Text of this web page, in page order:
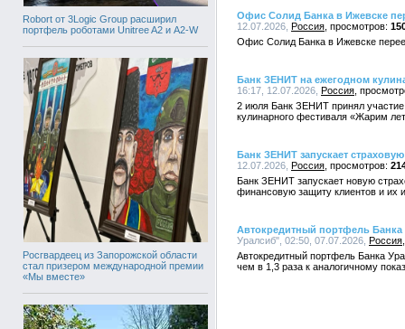
Robort от 3Logic Group расширил
портфель роботами Unitree A2 и A2-W
Росгвардеец из Запорожской области
стал призером международной премии
«Мы вместе»
Офис Солид Банка в Ижевске
12.07.2026, Россия
Офис Солид Банка в Ижевске
Банк ЗЕНИТ на ежегодном
16:17, 12.07.2026, Россия
2 июля Банк ЗЕНИТ принял участие
кулинарного фестиваля «Жарим
Банк ЗЕНИТ запускает
12.07.2026, Россия
Банк ЗЕНИТ запускает новую
финансовую защиту клиентов и их
Автокредитный портфель Банка
Уралсиб", 02:50, 07.07.2026, Россия
Автокредитный портфель Банка
чем в 1,3 раза к аналогичному